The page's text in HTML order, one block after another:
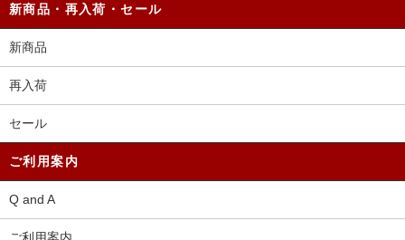
新商品・再入荷・セール
新商品
再入荷
セール
ご利用案内
Q and A
ご利用案内